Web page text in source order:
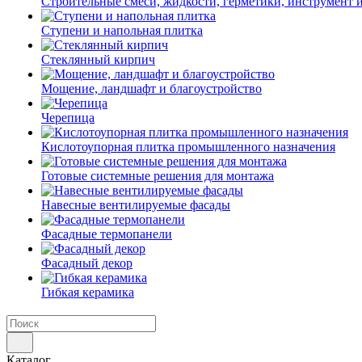
Ступени и напольная плитка
Cтеклянный кирпич
Мощение, ландшафт и благоустройство
Черепица
Кислотоупорная плитка промышленного назначения
Готовые системные решения для монтажа
Навесные вентилируемые фасады
Фасадные термопанели
Фасадный декор
Гибкая керамика